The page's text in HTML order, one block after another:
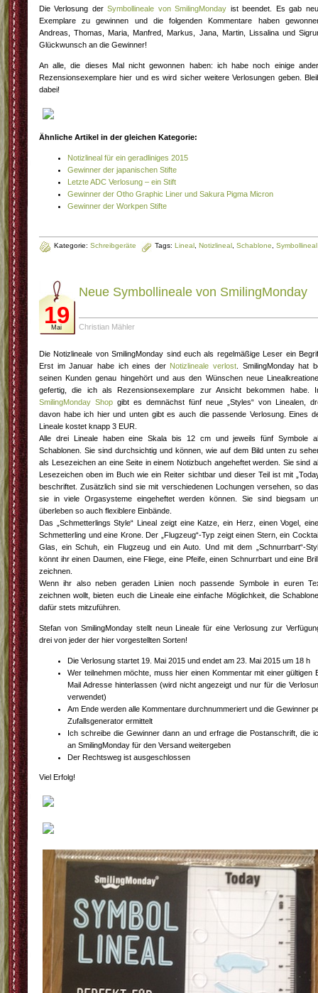
Die Verlosung derSymbollineale von SmilingMonday ist beendet. Es gab
Exemplare zu gewinnen und die folgenden Kommentare haben
Andreas, Thomas, Maria, Manfred, Markus, Jana, Martin, Lissalina und
Glückwunsch an die Gewinner!
An alle, die dieses Mal nicht gewonnen haben: ich habe noch einige
Rezensionsexemplare hier und es wird sicher weitere Verlosungen geben.
dabei!
Ähnliche Artikel in der gleichen Kategorie:
Notizlineal für ein geradliniges 2015
Gewinner der japanischen Stifte
Letzte ADC Verlosung – ein Stift
Gewinner der Otho Graphic Liner und Sakura Pigma Micron
Gewinner der Workpen Stifte
Kategorie: Schreibgeräte Tags: Lineal Notizlineal Schablone Symbollineal
19
Mai
Neue Symbollineale von SmilingMonday
Christian Mähler
Die Notizlineale von SmilingMonday sind euch als regelmäßige Leser ein
Erst im Januar habe ich eines der Notizlineale verlost . SmilingMonday hat
seinen Kunden genau hingehört und aus den Wünschen neue
gefertig, die ich als Rezensionsexemplare zur Ansicht bekommen habe.
SmilingMonday Shop gibt es demnächst fünf neue „Styles“ von Linealen,
davon habe ich hier und unten gibt es auch die passende Verlosung. Eines
Lineale kostet knapp 3 EUR.
Alle drei Lineale haben eine Skala bis 12 cm und jeweils fünf Symbole
Schablonen. Sie sind durchsichtig und können, wie auf dem Bild unten zu
als Lesezeichen an eine Seite in einem Notizbuch angeheftet werden. Sie sind
Lesezeichen oben im Buch wie ein Reiter sichtbar und dieser Teil ist mit
beschriftet. Zusätzlich sind sie mit verschiedenen Lochungen versehen, so
sie in viele Orgasysteme eingeheftet werden können. Sie sind biegsam
überleben so auch flexiblere Einbände.
Das „Schmetterlings Style“ Lineal zeigt eine Katze, ein Herz, einen Vogel,
Schmetterling und eine Krone. Der „Flugzeug“-Typ zeigt einen Stern, ein
Glas, ein Schuh, ein Flugzeug und ein Auto. Und mit dem „Schnurrbart“-
könnt ihr einen Daumen, eine Fliege, eine Pfeife, einen Schnurrbart und eine
zeichnen.
Wenn ihr also neben geraden Linien noch passende Symbole in euren
zeichnen wollt, bieten euch die Lineale eine einfache Möglichkeit, die
dafür stets mitzuführen.
Stefan von SmilingMonday stellt neun Lineale für eine Verlosung zur
drei von jeder der hier vorgestellten Sorten!
Die Verlosung startet 19. Mai 2015 und endet am 23. Mai 2015 um 18 h
Wer teilnehmen möchte, muss hier einen Kommentar mit einer gültigen
Mail Adresse hinterlassen (wird nicht angezeigt und nur für die
verwendet)
Am Ende werden alle Kommentare durchnummeriert und die Gewinner
Zufallsgenerator ermittelt
Ich schreibe die Gewinner dann an und erfrage die Postanschrift, die
an SmilingMonday für den Versand weitergeben
Der Rechtsweg ist ausgeschlossen
Viel Erfolg!